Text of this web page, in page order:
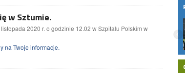
w Sztumie.
2020 r. o godzinie 12.02 w Szpitalu Polskim w
na Twoje informacje.
ludzi. MiŚOT-y odpowiadają już za 35